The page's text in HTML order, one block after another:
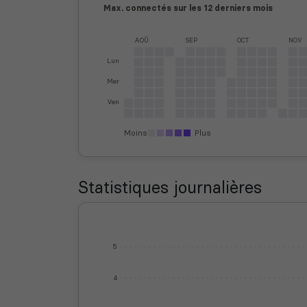
Max. connectés sur les 12 derniers mois
Lun
Mer
Ven
AOÛ SEP OCT NOV
Moins Plus
Statistiques journalières
4
5